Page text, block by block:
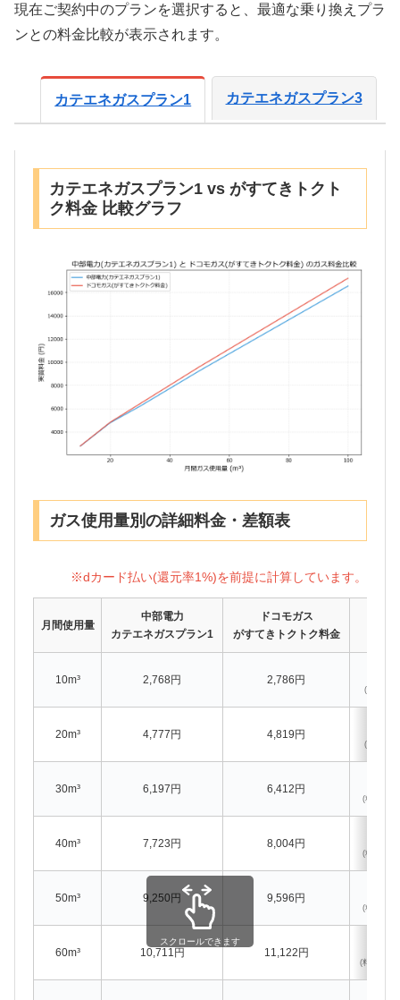
現在ご契約中のプランを選択すると、最適な乗り換えプラ
ンとの料金比較が表示されます。
カテエネガスプラン1 カテエネガスプラン3
カテエネガスプラン1 vs がすてきトクト
ク料金 比較グラフ
ガス使用量別の詳細料金・差額表
※dカード払い(還元率1%)を前提に計算しています。
月間使用量
中部電力
カテエネガスプラン1
ドコモガス
がすてきトクトク料金
10m³ 2,768円 2,786円
(料金: -
20m³ 4,777円 4,819円
(料金: -
30m³ 6,197円 6,412円
(料金: -
40m³ 7,723円 8,004円
(料金: -
50m³ 9,250円 9,596円
(料金: -
60m³ 10,711円 11,122円
(料金: -
スクロールできます